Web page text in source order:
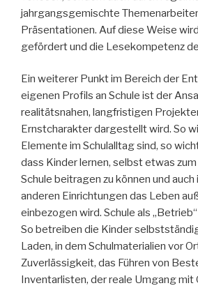
jahrgangsgemischte
Präsentationen. Auf diese Weise
gefördert und die Lesekompetenz
Ein weiterer Punkt im Bereich der
eigenen Profils an Schule ist der
realitätsnahen, langfristigen
Ernstcharakter dargestellt wird. So
Elemente im Schulalltag sind, so
dass Kinder lernen, selbst etwas
Schule beitragen zu können und
anderen Einrichtungen das Leben
einbezogen wird. Schule als
So betreiben die Kinder
Laden, in dem Schulmaterialien vor
Zuverlässigkeit, das Führen von
Inventarlisten, der reale Umgang mit